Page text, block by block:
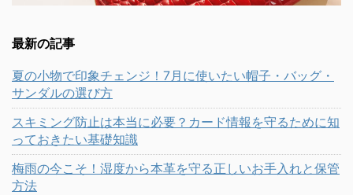
最新の記事
夏の小物で印象チェンジ！7月に使いたい帽子・バッグ・
サンダルの選び方
スキミング防止は本当に必要？カード情報を守るために知
っておきたい基礎知識
梅雨の今こそ！湿度から本革を守る正しいお手入れと保管
方法